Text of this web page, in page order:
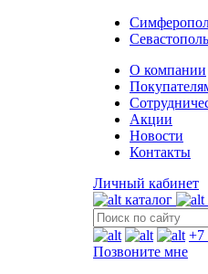
Севастополь
О компании
Акции
Новости
Контакты
Личный кабинет
каталог
+7
Позвоните мне